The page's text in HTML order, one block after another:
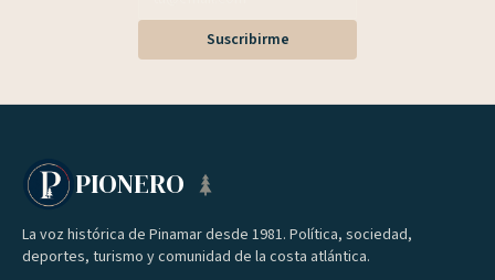
Suscribirme
PIONERO
La voz histórica de Pinamar desde 1981. Política, sociedad,
deportes, turismo y comunidad de la costa atlántica.